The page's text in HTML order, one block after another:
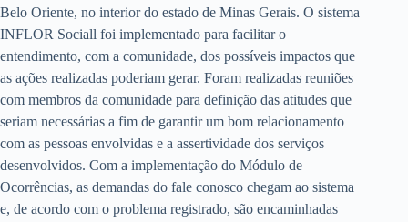
Belo Oriente, no interior do estado de Minas Gerais. O sistema
INFLOR Sociall foi implementado para facilitar o
entendimento, com a comunidade, dos possíveis impactos que
as ações realizadas poderiam gerar. Foram realizadas reuniões
com membros da comunidade para definição das atitudes que
seriam necessárias a fim de garantir um bom relacionamento
com as pessoas envolvidas e a assertividade dos serviços
desenvolvidos. Com a implementação do Módulo de
Ocorrências, as demandas do fale conosco chegam ao sistema
e, de acordo com o problema registrado, são encaminhadas